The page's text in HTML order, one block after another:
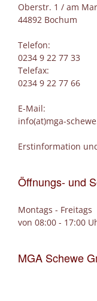
Oberstr. 1 / am
44892 Bochum
Telefon:
0234 9 22 77 33
Telefax:
0234 9 22 77 66
E-Mail:
info(at)mga-
Erstinformation
Öffnungs- und
Montags - Freitags
von 08:00 - 17:00
MGA Schewe